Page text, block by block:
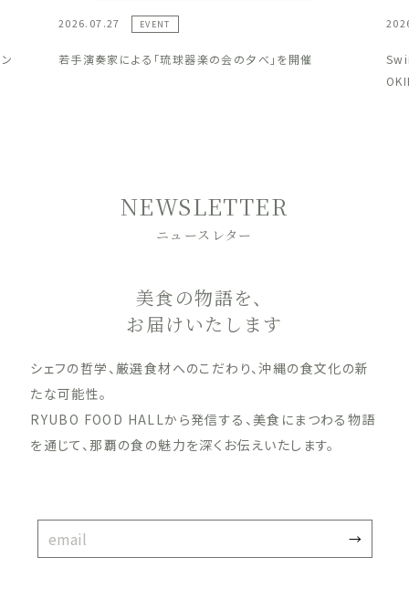
2026.07.27 EVENT
若手演奏家による「琉球器楽の会の夕べ」を開催
NEWSLETTER
ニュースレター
美食の物語を、
お届けいたします
シェフの哲学、厳選食材へのこだわり、沖縄の食文化の新
たな可能性。
RYUBO FOOD HALLから発信する、美食にまつわる物語
を通じて、那覇の食の魅力を深くお伝えいたします。